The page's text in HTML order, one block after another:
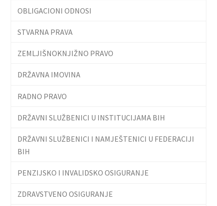
OBLIGACIONI ODNOSI
STVARNA PRAVA
ZEMLJIŠNOKNJIŽNO PRAVO
DRŽAVNA IMOVINA
RADNO PRAVO
DRŽAVNI SLUŽBENICI U INSTITUCIJAMA BIH
DRŽAVNI SLUŽBENICI I NAMJEŠTENICI U FEDERACIJI
BIH
PENZIJSKO I INVALIDSKO OSIGURANJE
ZDRAVSTVENO OSIGURANJE